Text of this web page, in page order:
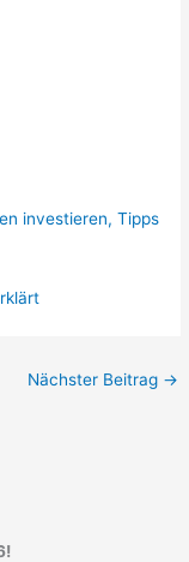
investieren, Tipps
Nächster Beitrag →